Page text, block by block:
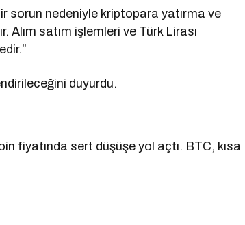
sorun nedeniyle kriptopara yatırma ve
Alım satım işlemleri ve Türk Lirası
duyurdu.
fiyatında sert düşüşe yol açtı. BTC, kısa